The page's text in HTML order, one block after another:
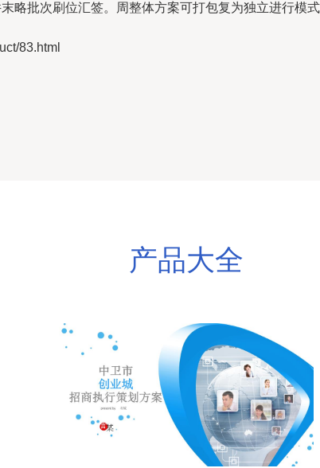
略批次刷位汇签。周整体方案可打包复为独立进行模
83.html
产品大全